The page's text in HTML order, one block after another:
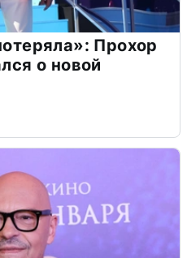
Прохор
о новой